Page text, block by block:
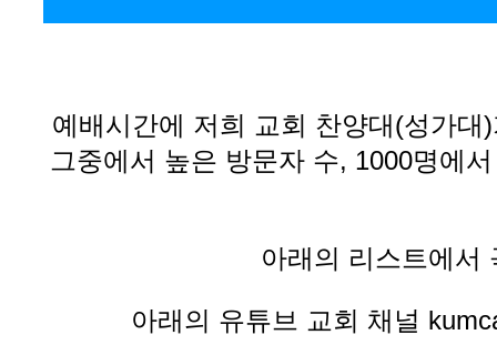
예배시간에 저희 교회 찬양대(성가
그중에서 높은 방문자 수, 1000명에
아래의 리스트에서
아래의 유튜브 교회 채널